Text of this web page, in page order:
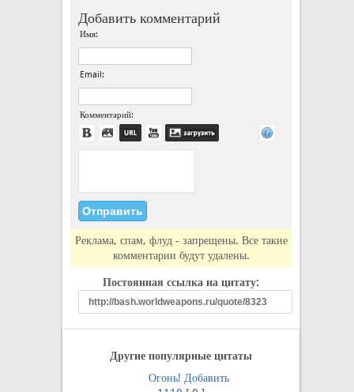
Добавить комментарий
Имя:
Email:
Комментарий:
Реклама, спам, флуд - запрещены. Все такие
комментарии будут удалены.
Постоянная ссылка на цитату:
Другие популярные цитаты
Огонь! Добавить